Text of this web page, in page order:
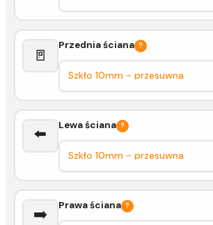
🚪
Przednia ściana ?
⬅️ Lewa ściana ?
➡️ Prawa ściana ?